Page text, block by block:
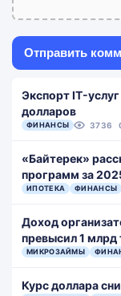
Экспорт IT-
долларов
ФИНАНСЫ 3736
«Байтерек»
программ за
ИПОТЕКА ФИНАНСЫ
Доход
превысил 1 млрд
МИКРОЗАЙМЫ
Курс доллара